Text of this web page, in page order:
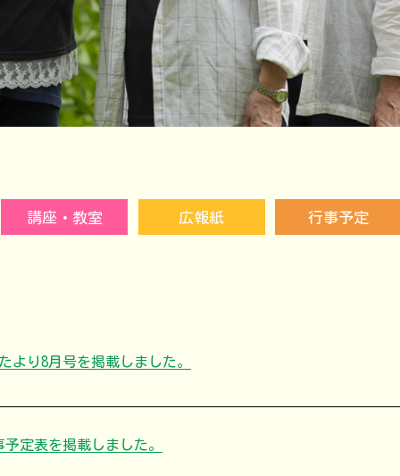
講座・教室 広報紙 行事予定
より8月号を掲載しました。
予定表を掲載しました。